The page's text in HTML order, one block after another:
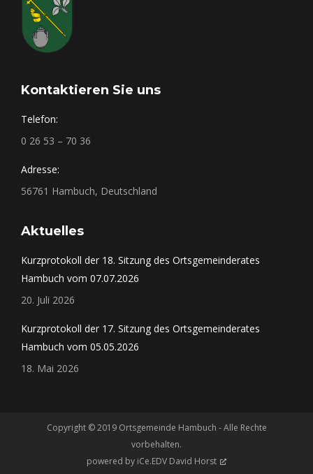
Kontaktieren Sie uns
Telefon:
0 26 53 – 70 36
Adresse:
56761 Hambuch, Deutschland
Aktuelles
Kurzprotokoll der 18. Sitzung des Ortsgemeinderates
Hambuch vom 07.07.2026
20. Juli 2026
Kurzprotokoll der 17. Sitzung des Ortsgemeinderates
Hambuch vom 05.05.2026
18. Mai 2026
Copyright © 2019 Ortsgemeinde Hambuch - Alle Rechte
vorbehalten.
powered by iCe.EDV David Horst